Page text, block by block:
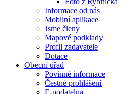
Informace od nás
Mobilní aplikace
Jsme členy
Mapové podklady
Profil zadavatele
Dotace
Obecní úřad
Povinné informace
Čestné prohlášení
E-podatelna